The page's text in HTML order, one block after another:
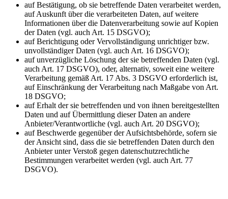
auf Bestätigung, ob sie betreffende Daten verarbeitet werden,
auf Auskunft über die verarbeiteten Daten, auf weitere
Informationen über die Datenverarbeitung sowie auf Kopien
der Daten (vgl. auch Art. 15 DSGVO);
auf Berichtigung oder Vervollständigung unrichtiger bzw.
unvollständiger Daten (vgl. auch Art. 16 DSGVO);
auf unverzügliche Löschung der sie betreffenden Daten (vgl.
auch Art. 17 DSGVO), oder, alternativ, soweit eine weitere
Verarbeitung gemäß Art. 17 Abs. 3 DSGVO erforderlich ist,
auf Einschränkung der Verarbeitung nach Maßgabe von Art.
18 DSGVO;
auf Erhalt der sie betreffenden und von ihnen bereitgestellten
Daten und auf Übermittlung dieser Daten an andere
Anbieter/Verantwortliche (vgl. auch Art. 20 DSGVO);
auf Beschwerde gegenüber der Aufsichtsbehörde, sofern sie
der Ansicht sind, dass die sie betreffenden Daten durch den
Anbieter unter Verstoß gegen datenschutzrechtliche
Bestimmungen verarbeitet werden (vgl. auch Art. 77
DSGVO).